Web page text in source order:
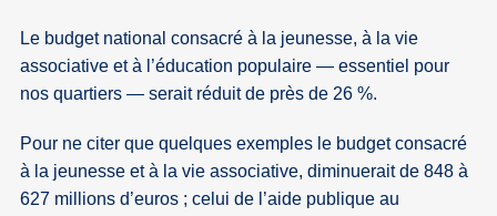
Le budget national consacré à la jeunesse, à la vie
associative et à l’éducation populaire — essentiel pour
nos quartiers — serait réduit de près de 26 %.
Pour ne citer que quelques exemples le budget consacré
à la jeunesse et à la vie associative, diminuerait de 848 à
627 millions d’euros ; celui de l’aide publique au